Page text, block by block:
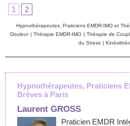
Hypnothérapeutes, Praticiens
Brèves à Paris
Laurent GROSS
Praticien EMDR
1
2
Hypnothérapeutes, Praticiens EMDR-IMO et
Douleur | Thérapie EMDR-IMO | Thérapie de
du Stress |